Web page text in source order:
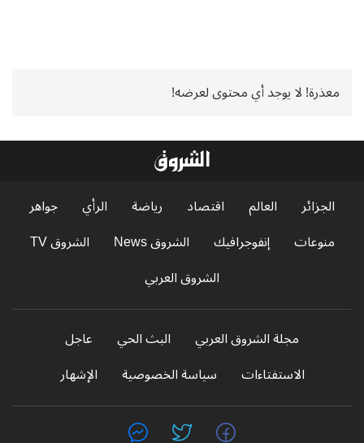
معذرة! لا يوجد أي محتوى لعرضه!
الجزائر العالم اقتصاد رياضة الرأي
جواهر
منوعات
إنفوجرافيك الشروق News
الشروق TV
الشروق العربي
مجلة الشروق العربي البث الحي
عاجل
الاستفتاءات
سياسة الخصوصية الإشهار